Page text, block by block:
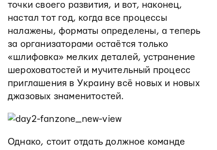
точки своего развития, и вот, наконец,
настал тот год, когда все процессы
налажены, форматы определены, а теперь
за организаторами остаётся только
«шлифовка» мелких деталей, устранение
шероховатостей и мучительный процесс
приглашения в Украину всё новых и новых
джазовых знаменитостей.
Однако, стоит отдать должное команде